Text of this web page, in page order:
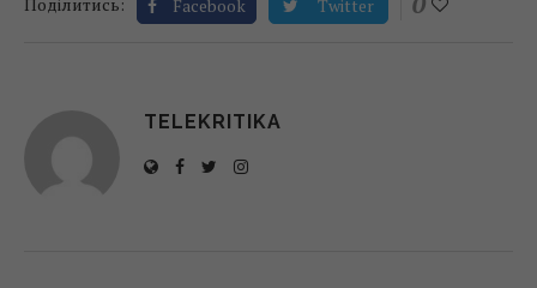
Facebook Twitter
TELEKRITIKA